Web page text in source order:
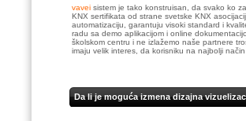
vavei sistem je tako konstruisan, da svako ko
KNX sertifikata od strane svetske KNX
automatizaciju, garantuju visoki standard i
radu sa demo aplikacijom i online
školskom centru i ne izlažemo naše partnere
imaju velik interes, da korisniku na najbolji
Da li je moguća izmena dizajna